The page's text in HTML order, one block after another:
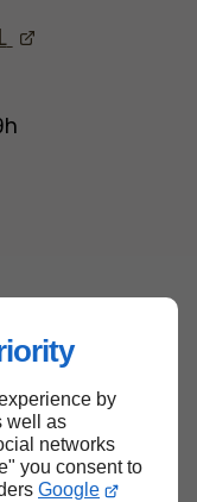
by
well as
networks
you consent to
Google